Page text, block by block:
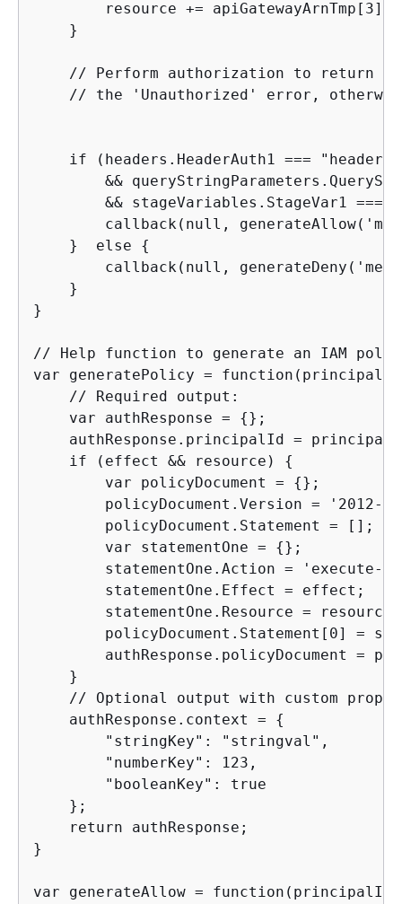
        resource += apiGatewayArnTmp[3];
    }
// Perform authorization to return
// the 'Unauthorized' error,
if (headers.HeaderAuth1 ===
&&
&& stageVariables.StageVar1 ===
callback(null,
    }  else
{
callback(null,
    }
}
// Help function to generate an IAM
var generatePolicy =
    // Required output:
    var authResponse =
{};
authResponse.principalId =
    if (effect && resource)
{
        var policyDocument =
{};
policyDocument.Version = '2012-
        policyDocument.Statement = [];
        var statementOne =
{};
statementOne.Action = 'execute-
        statementOne.Effect = effect;
        statementOne.Resource = resource;
policyDocument.Statement[0] =
authResponse.policyDocument =
    }
// Optional output with custom
    authResponse.context =
{
        "stringKey": "stringval",
        "numberKey": 123,
        "booleanKey": true
    };
    return authResponse;
}
var generateAllow =